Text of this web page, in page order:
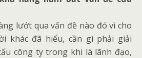
lướt qua vấn đề nào đó vì cho
khác đã hiểu, cần gì phải giải
công ty trong khi là lãnh đạo,